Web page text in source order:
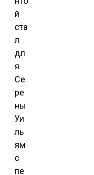
й
ста
л
дл
я
Се
ре
ны
Уи
ль
ям
с
пе